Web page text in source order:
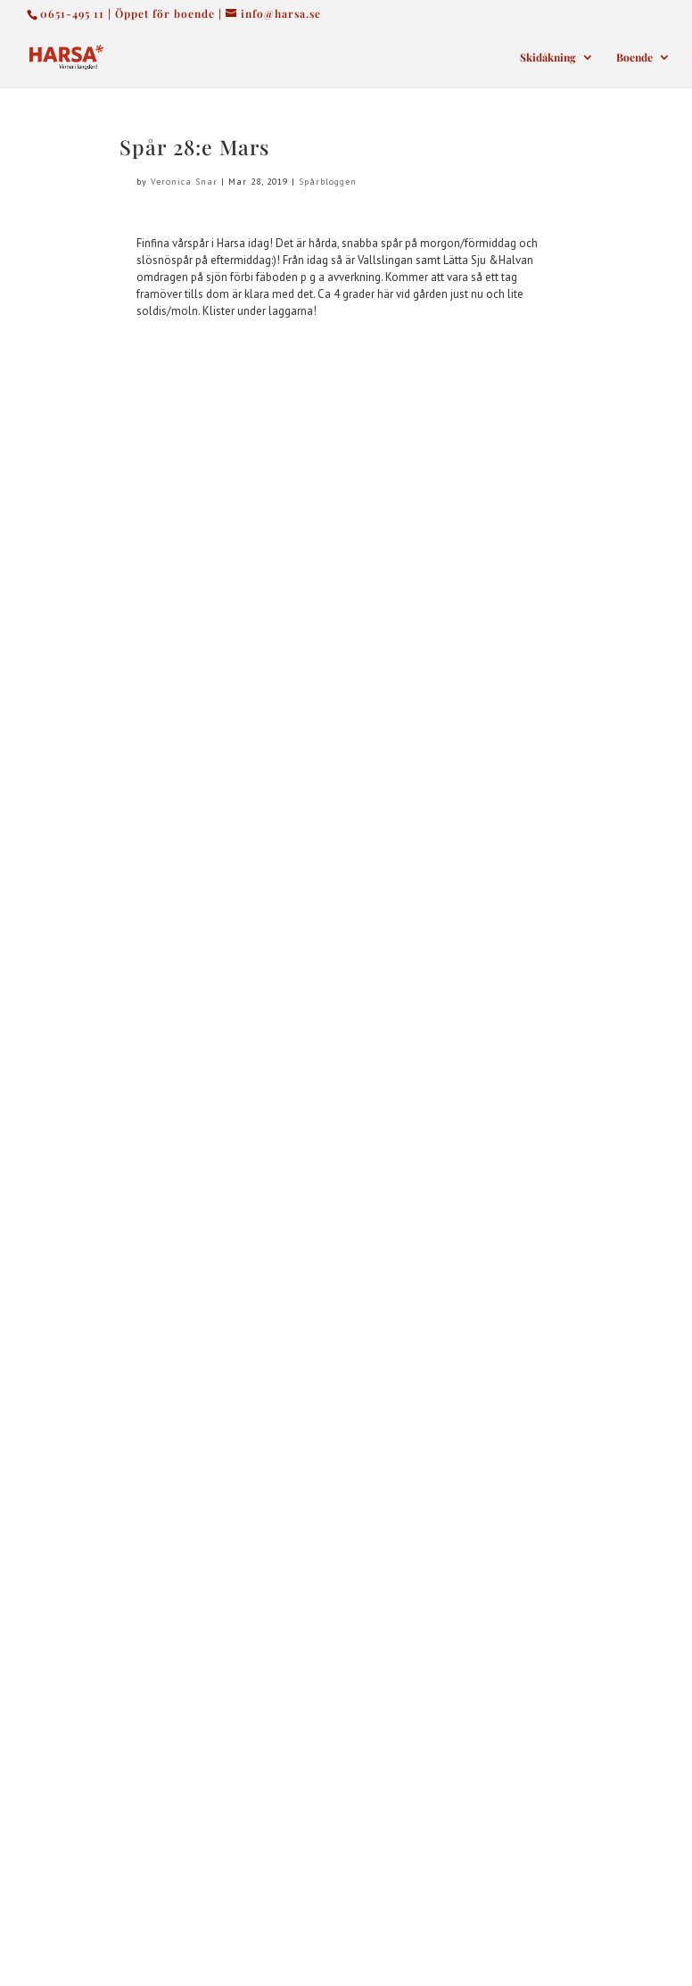
0651-495 11 | Öppet för boende | info@harsa.se
Skidåkning Boende
Spår 28:e Mars
byVeronica Snar | Mar 28, 2019 | Spårbloggen
Finfina vårspår i Harsa idag! Det är hårda, snabba spår på morgon/förmiddag och
slösnöspår på eftermiddag:)! Från idag så är Vallslingan samt Lätta Sju &Halvan
omdragen på sjön förbi fäboden p g a avverkning. Kommer att vara så ett tag
framöver tills dom är klara med det. Ca 4 grader här vid gården just nu och lite
soldis/moln. Klister under laggarna!